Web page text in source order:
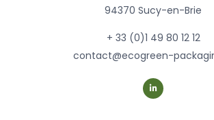
94370 Sucy-en-Brie
+ 33 (0)1 49 80 12 12
contact@ecogreen-
i
n
k